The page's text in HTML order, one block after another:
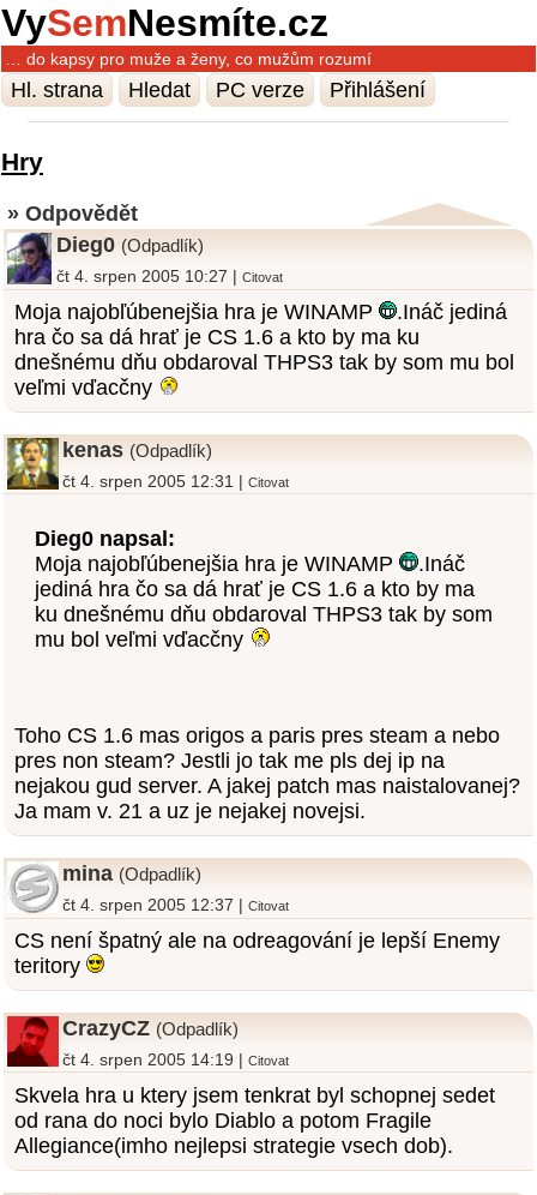
VySemNesmíte.cz
… do kapsy pro muže a ženy, co mužům rozumí
Hl. strana Hledat PC verze Přihlášení
Hry
» Odpovědět
Dieg0 (Odpadlík)
čt 4. srpen 2005 10:27 | Citovat
Moja najobľúbenejšia hra je WINAMP
.Ináč jediná
hra čo sa dá hrať je CS 1.6 a kto by ma ku
dnešnému dňu obdaroval THPS3 tak by som mu bol
veľmi vďacčny
kenas (Odpadlík)
čt 4. srpen 2005 12:31 |Citovat
Dieg0 napsal:
Moja najobľúbenejšia hra je WINAMP
.Ináč
jediná hra čo sa dá hrať je CS 1.6 a kto by ma
ku dnešnému dňu obdaroval THPS3 tak by som
mu bol veľmi vďacčny
Toho CS 1.6 mas origos a paris pres steam a nebo
pres non steam? Jestli jo tak me pls dej ip na
nejakou gud server. A jakej patch mas naistalovanej?
Ja mam v. 21 a uz je nejakej novejsi.
mina (Odpadlík)
čt 4. srpen 2005 12:37 |Citovat
CS není špatný ale na odreagování je lepší Enemy
teritory
CrazyCZ (Odpadlík)
čt 4. srpen 2005 14:19 |Citovat
Skvela hra u ktery jsem tenkrat byl schopnej sedet
od rana do noci bylo Diablo a potom Fragile
Allegiance(imho nejlepsi strategie vsech dob).